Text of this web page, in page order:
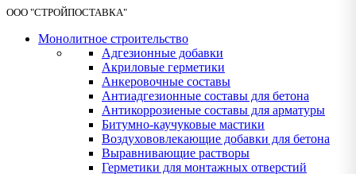
ООО "СТРОЙПОСТАВКА"
Монолитное строительство
Адгезионные добавки
Акриловые герметики
Анкеровочные составы
Антиадгезионные составы для бетона
Антикоррозиеные составы для арматуры
Битумно-каучуковые мастики
Воздухововлекающие добавки для бетона
Выравнивающие растворы
Герметики для монтажных отверстий